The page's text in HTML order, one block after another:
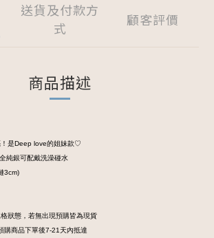
送貨及付款方
式
顧客評價
商品描述
是Deep love的姐妹款♡
純銀可配戴洗澡碰水
3cm)
狀態，若無出現預購皆為現貨
購商品下單後7-21天內抵達